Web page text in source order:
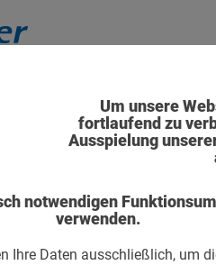
PublikationenTrainings
par
Um unsere
fortlaufend zu
Ausspielung
notwendigen
verwenden.
Ihre Daten ausschließlich, um